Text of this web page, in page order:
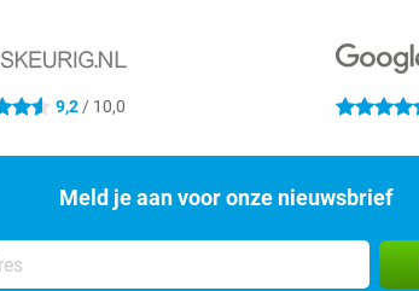
9,2/ 10,0 4.4 sterren
Meld je aan voor onze nieuwsbrief